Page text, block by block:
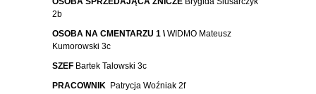
2b
OSOBA NA CMENTARZU 1 \WIDMO Mateusz
Kumorowski 3c
SZEF Bartek Talowski 3c
PRACOWNIK Patrycja Woźniak 2f